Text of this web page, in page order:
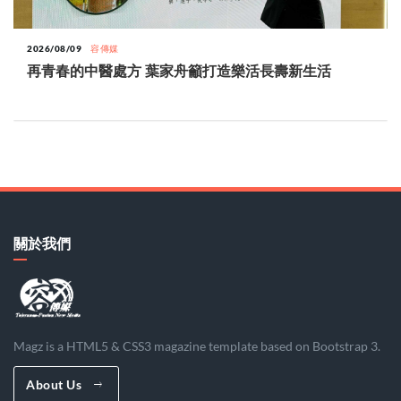
2026/08/09 容傳媒
再青春的中醫處方 葉家舟籲打造樂活長壽新生活
關於我們
Magz is a HTML5 & CSS3 magazine template based on Bootstrap 3.
About Us